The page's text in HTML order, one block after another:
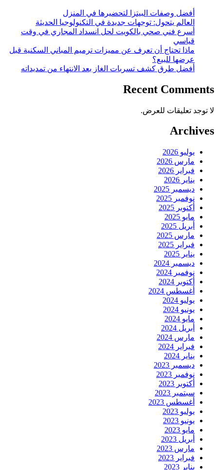
أفضل وصفات البيتزا لتحضيرها في المنزل
العالم يتحول: توجهات جديدة في التكنولوجيا الحديثة
أسرع فني صحي بالكويت لحل انسداد المجاري في وقت
قياسي
ماذا تحتاج أن تعرف عن مميزات ترميم المباني السكنية قبل
عرضها للبيع؟
أفضل طرق كشف تسربات الغاز بعد الانتهاء من تمديداته
Recent Comments
لا توجد تعليقات للعرض.
Archives
يوليو 2026
مارس 2026
فبراير 2026
يناير 2026
ديسمبر 2025
نوفمبر 2025
أكتوبر 2025
مايو 2025
أبريل 2025
مارس 2025
فبراير 2025
يناير 2025
ديسمبر 2024
نوفمبر 2024
أكتوبر 2024
أغسطس 2024
يوليو 2024
يونيو 2024
مايو 2024
أبريل 2024
مارس 2024
فبراير 2024
يناير 2024
ديسمبر 2023
نوفمبر 2023
أكتوبر 2023
سبتمبر 2023
أغسطس 2023
يوليو 2023
يونيو 2023
مايو 2023
أبريل 2023
مارس 2023
فبراير 2023
يناير 2023